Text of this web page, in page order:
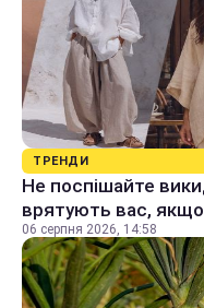
ТРЕНДИ
Не поспішайте
врятують вас, якщо
06 серпня 2026, 14:58